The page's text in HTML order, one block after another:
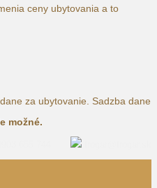
ceny ubytovania a to
za ubytovanie. Sadzba dane
možné.